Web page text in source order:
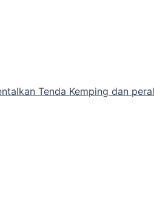
Tenda Kemping dan